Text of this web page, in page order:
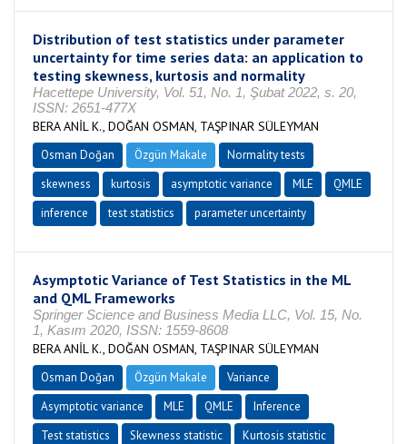
Distribution of test statistics under parameter
uncertainty for time series data: an application to
testing skewness, kurtosis and normality
Hacettepe University, Vol. 51, No. 1, Şubat 2022, s. 20,
ISSN: 2651-477X
BERA ANİL K., DOĞAN OSMAN, TAŞPINAR SÜLEYMAN
Osman Doğan Özgün Makale
Normality tests
skewness
kurtosis asymptotic variance MLE
QMLE
inference
test statistics parameter uncertainty
Asymptotic Variance of Test Statistics in the ML
and QML Frameworks
Springer Science and Business Media LLC, Vol. 15, No.
1, Kasım 2020, ISSN: 1559-8608
BERA ANİL K., DOĞAN OSMAN, TAŞPINAR SÜLEYMAN
Osman Doğan Özgün Makale
Variance
Asymptotic variance
MLE QMLE
Inference
Test statistics
Skewness statistic
Kurtosis statistic